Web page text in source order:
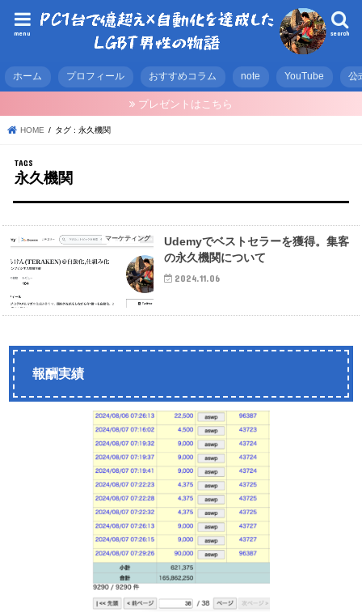
search
menu
ホーム プロフィール おすすめコラム note YouTube 公
プレゼントはこちら
HOME タグ : 永久機関
永久機関
マーケティング
Udemyでベストセラーを獲得。集客
の永久機関について
2024.11.06
報酬実績